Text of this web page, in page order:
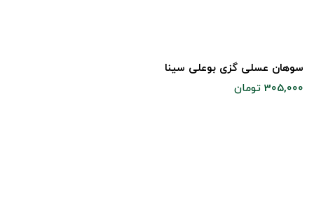
سوهان عسلی گزی بوعلی سینا
305,000 تومان